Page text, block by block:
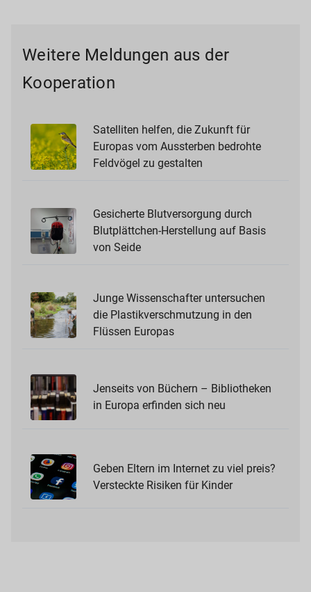
Weitere Meldungen aus der
Kooperation
Satelliten helfen, die Zukunft für
Europas vom Aussterben bedrohte
Feldvögel zu gestalten
Gesicherte Blutversorgung durch
Blutplättchen-Herstellung auf Basis
von Seide
Junge Wissenschafter untersuchen
die Plastikverschmutzung in den
Flüssen Europas
Jenseits von Büchern – Bibliotheken
in Europa erfinden sich neu
Geben Eltern im Internet zu viel preis?
Versteckte Risiken für Kinder